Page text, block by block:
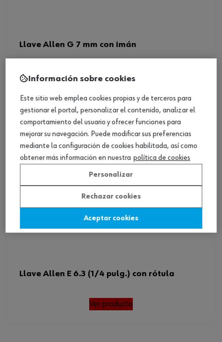
Llave Allen G 7 mm con imán
Ver producto
Llave Allen E 6.3 (1/4 pulg.) con rótula
Ver producto
Información sobre cookies
Este sitio web emplea cookies propias y de terceros para
gestionar el portal, personalizar el contenido, analizar el
comportamiento del usuario y ofrecer funciones para
mejorar su navegación. Puede modificar sus preferencias
mediante la configuración de cookies habilitada, así como
obtener más información en nuestra política de cookies
Personalizar
Rechazar cookies
Aceptar cookies